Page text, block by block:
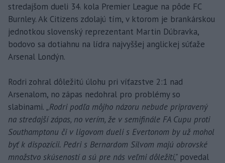
stredajšom dueli 34. kola Premier League na pôde FC
Burnley. Ak Citizens zdolajú tím, v ktorom je brankárskou
jednotkou slovenský reprezentant Martin Dúbravka,
bodovo sa dotiahnu na lídra najvyššej anglickej súťaže
Arsenal Londýn.
Rodri zohral dôležitú úlohu pri víťazstve 2:1 nad
Arsenalom, no zápas nedohral pro problémy so
slabinami. „Rodri podľa môjho názoru nebude pripravený
na stredajší zápas, no verím, že v semifinále FA Cupu proti
Southamptonu či v ligovom dueli s Evertonom by už mohol
byť k dispozícii. Pedri s Bernardom Silvom majú obrovské
množstvo skúseností a sú pre nás veľmi dôležití," povedal